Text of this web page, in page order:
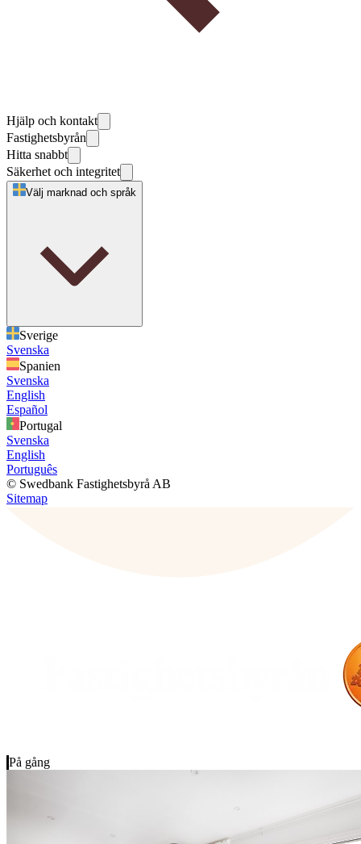
Hjälp och kontakt
Fastighetsbyrån
Hitta snabbt
Säkerhet och integritet
Välj marknad och språk
Sverige
Svenska
Spanien
Svenska
English
Español
Portugal
Svenska
English
Português
© Swedbank Fastighetsbyrå AB
Sitemap
På gång